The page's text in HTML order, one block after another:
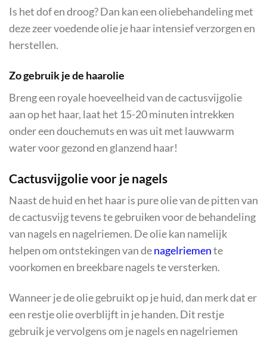
Is het dof en droog? Dan kan een oliebehandeling met
deze zeer voedende olie je haar intensief verzorgen en
herstellen.
Zo gebruik je de haarolie
Breng een royale hoeveelheid van de cactusvijgolie
aan op het haar, laat het 15-20 minuten intrekken
onder een douchemuts en was uit met lauwwarm
water voor gezond en glanzend haar!
Cactusvijgolie voor je nagels
Naast de huid en het haar is pure olie van de pitten van
de cactusvijg tevens te gebruiken voor de behandeling
van nagels en nagelriemen. De olie kan namelijk
helpen om ontstekingen van denagelriemente
voorkomen en breekbare nagels te versterken.
Wanneer je de olie gebruikt op je huid, dan merk dat er
een restje olie overblijft in je handen. Dit restje
gebruik je vervolgens om je nagels en nagelriemen